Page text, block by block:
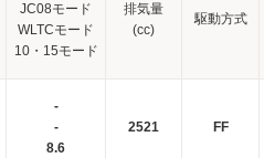
JC08モード
WLTCモード
10・15モード
排気量
(cc)
駆動方式
-
-
8.6
2521 FF